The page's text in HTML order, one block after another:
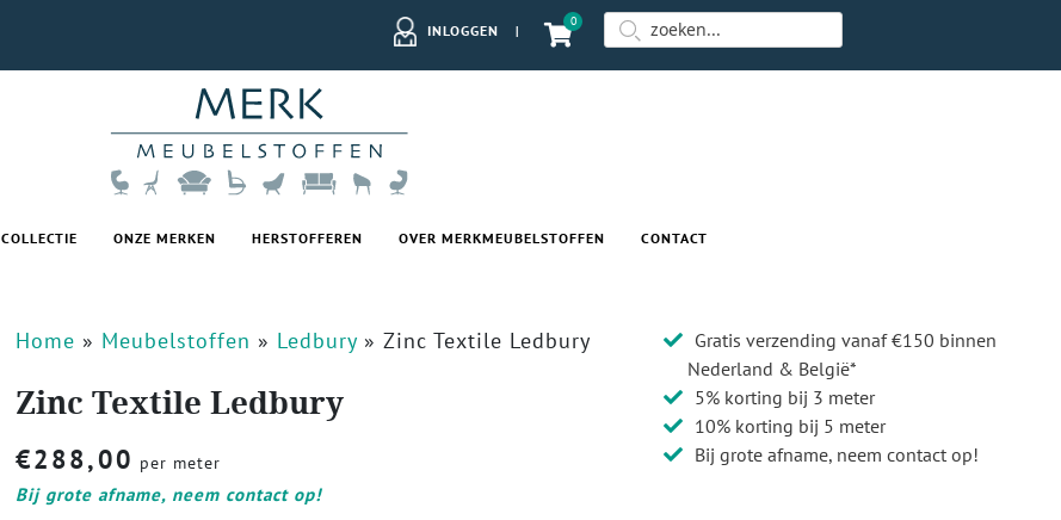
INLOGGEN |
0
COLLECTIE ONZE MERKEN HERSTOFFEREN OVER MERKMEUBELSTOFFEN CONTACT
Home » Meubelstoffen » Ledbury» Zinc Textile Ledbury
Zinc Textile Ledbury
€288,00 per meter
Bij grote afname, neem contact op!
Gratis verzending vanaf €150 binnen
Nederland & België*
5% korting bij 3 meter
10% korting bij 5 meter
Bij grote afname, neem contact op!